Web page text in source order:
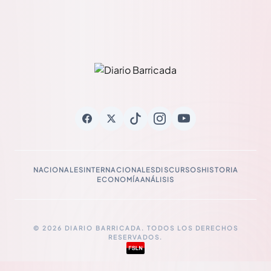
NACIONALESINTERNACIONALESDISCURSOSHISTORIA
ECONOMÍAANÁLISIS
© 2026 DIARIO BARRICADA. TODOS LOS DERECHOS
RESERVADOS.